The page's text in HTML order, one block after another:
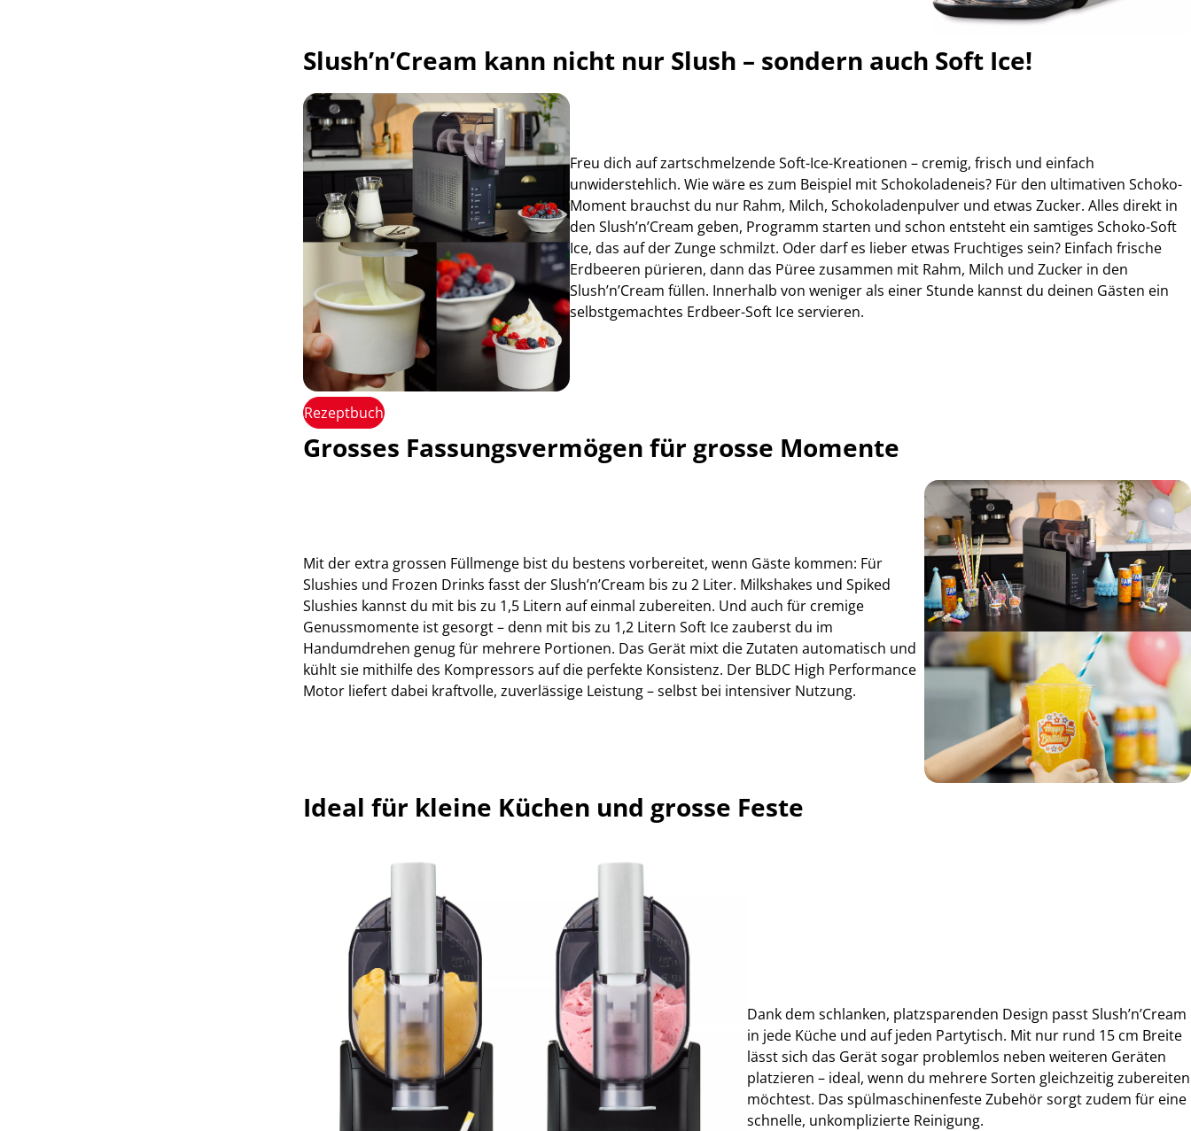
Slush’n’Cream kann nicht nur Slush – sondern auch Soft Ice!
Freu dich auf zartschmelzende Soft-Ice-Kreationen – cremig, frisch und einfach
unwiderstehlich. Wie wäre es zum Beispiel mit Schokoladeneis? Für den ultimativen Schoko-
Moment brauchst du nur Rahm, Milch, Schokoladenpulver und etwas Zucker. Alles direkt in
den Slush’n’Cream geben, Programm starten und schon entsteht ein samtiges Schoko-Soft
Ice, das auf der Zunge schmilzt. Oder darf es lieber etwas Fruchtiges sein? Einfach frische
Erdbeeren pürieren, dann das Püree zusammen mit Rahm, Milch und Zucker in den
Slush’n’Cream füllen. Innerhalb von weniger als einer Stunde kannst du deinen Gästen ein
selbstgemachtes Erdbeer-Soft Ice servieren.
Rezeptbuch
Grosses Fassungsvermögen für grosse Momente
Mit der extra grossen Füllmenge bist du bestens vorbereitet, wenn Gäste kommen: Für
Slushies und Frozen Drinks fasst der Slush’n’Cream bis zu 2 Liter. Milkshakes und Spiked
Slushies kannst du mit bis zu 1,5 Litern auf einmal zubereiten. Und auch für cremige
Genussmomente ist gesorgt – denn mit bis zu 1,2 Litern Soft Ice zauberst du im
Handumdrehen genug für mehrere Portionen. Das Gerät mixt die Zutaten automatisch und
kühlt sie mithilfe des Kompressors auf die perfekte Konsistenz. Der BLDC High Performance
Motor liefert dabei kraftvolle, zuverlässige Leistung – selbst bei intensiver Nutzung.
Ideal für kleine Küchen und grosse Feste
Dank dem schlanken, platzsparenden Design passt Slush’n’Cream
in jede Küche und auf jeden Partytisch. Mit nur rund 15 cm Breite
lässt sich das Gerät sogar problemlos neben weiteren Geräten
platzieren – ideal, wenn du mehrere Sorten gleichzeitig zubereiten
möchtest. Das spülmaschinenfeste Zubehör sorgt zudem für eine
schnelle, unkomplizierte Reinigung.